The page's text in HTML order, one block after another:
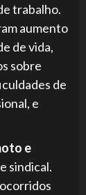
trabalho.
aumento
de vida,
sobre
de
e
e
sindical.